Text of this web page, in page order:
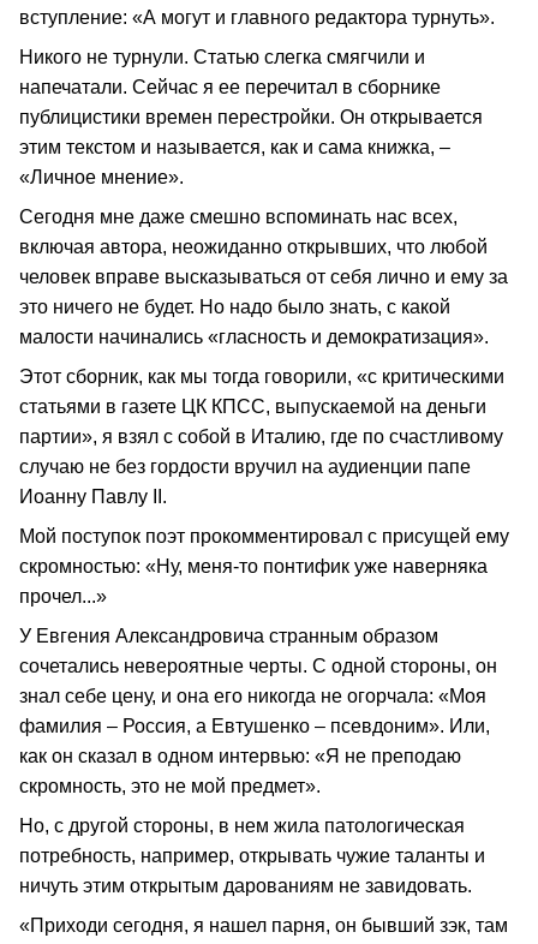
вступление: «А могут и главного редактора турнуть».
Никого не турнули. Статью слегка смягчили и
напечатали. Сейчас я ее перечитал в сборнике
публицистики времен перестройки. Он открывается
этим текстом и называется, как и сама книжка, –
«Личное мнение».
Сегодня мне даже смешно вспоминать нас всех,
включая автора, неожиданно открывших, что любой
человек вправе высказываться от себя лично и ему за
это ничего не будет. Но надо было знать, с какой
малости начинались «гласность и демократизация».
Этот сборник, как мы тогда говорили, «с критическими
статьями в газете ЦК КПСС, выпускаемой на деньги
партии», я взял с собой в Италию, где по счастливому
случаю не без гордости вручил на аудиенции папе
Иоанну Павлу II.
Мой поступок поэт прокомментировал с присущей ему
скромностью: «Ну, меня-то понтифик уже наверняка
прочел...»
У Евгения Александровича странным образом
сочетались невероятные черты. С одной стороны, он
знал себе цену, и она его никогда не огорчала: «Моя
фамилия – Россия, а Евтушенко – псевдоним». Или,
как он сказал в одном интервью: «Я не преподаю
скромность, это не мой предмет».
Но, с другой стороны, в нем жила патологическая
потребность, например, открывать чужие таланты и
ничуть этим открытым дарованиям не завидовать.
«Приходи сегодня, я нашел парня, он бывший зэк, там